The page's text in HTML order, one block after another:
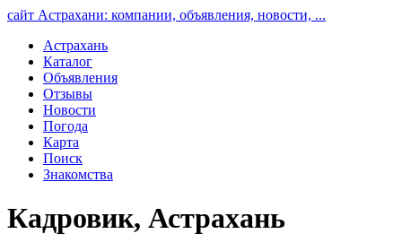
сайт Астрахани: компании, объявления, новости, ...
Астрахань
Каталог
Объявления
Отзывы
Новости
Погода
Карта
Поиск
Знакомства
Кадровик, Астрахань